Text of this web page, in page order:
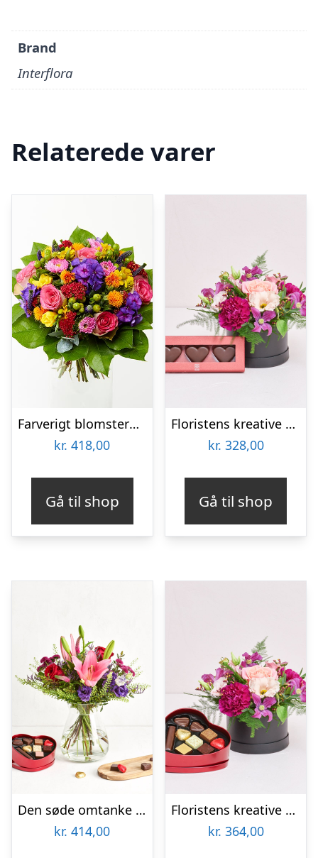
Brand
Interflora
Relaterede varer
Farverigt blomstermix – Send blomster med Bloomit
kr. 418,00
Gå til shop
Floristens kreative valg i æske med marcipanhjerter
kr. 328,00
Gå til shop
Den søde omtanke med hjerte med chokolade
kr. 414,00
Floristens kreative valg i æske med chokoladehjerte
kr. 364,00